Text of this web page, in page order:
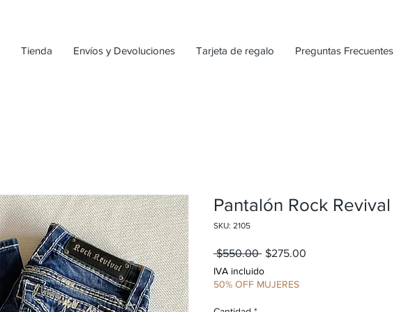
Tienda Envíos y Devoluciones Tarjeta de regalo Preguntas Frecuentes
Pantalón Rock Revival
SKU: 2105
$550.00 Precio
$275.00
IVA incluido
50% OFF MUJERES